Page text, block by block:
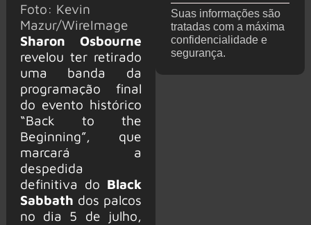
Foto: Kevin
Mazur/WireImage
Sharon Osbourne
revelou ter retirado
uma banda da
programação final
do evento histórico
“Back to the
Beginning”, que
marcará a
despedida
definitiva do Black
Sabbath dos palcos
no dia 5 de julho,
Suas informações são
tratadas com a máxima
confidencialidade e
segurança.